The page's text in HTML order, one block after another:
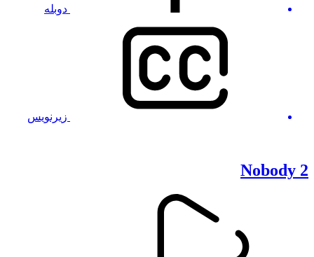
دوبله
زیرنویس
Nobody 2